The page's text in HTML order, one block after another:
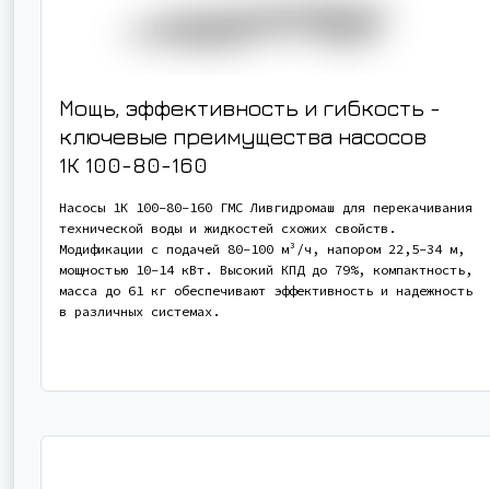
Мощь, эффективность и гибкость -
ключевые преимущества насосов
1К 100-80-160
Насосы 1К 100-80-160 ГМС Ливгидромаш для перекачивания
технической воды и жидкостей схожих свойств.
Модификации с подачей 80-100 м³/ч, напором 22,5-34 м,
мощностью 10-14 кВт. Высокий КПД до 79%, компактность,
масса до 61 кг обеспечивают эффективность и надежность
в различных системах.